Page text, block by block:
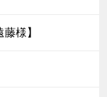
様】